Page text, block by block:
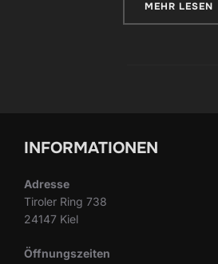
MEHR ÜBER
LESEN
INFORMATIONEN
Adresse
Tiroler Ring 738
24147 Kiel
Öffnungszeiten